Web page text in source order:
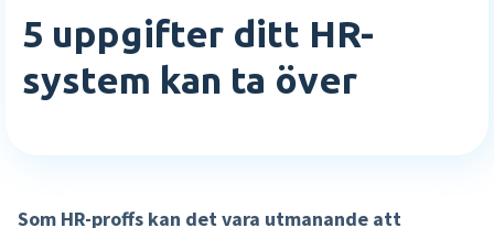
Mer HR funktioner »
Interaktiv lönespec
Academy
Karriär
Partnerskap
Logga in
Sverige
5 uppgifter ditt HR-
system kan ta över
Som HR-proffs kan det vara utmanande att